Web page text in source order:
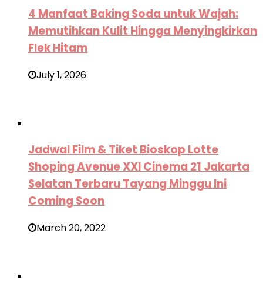
4 Manfaat Baking Soda untuk Wajah:
Memutihkan Kulit Hingga Menyingkirkan
Flek Hitam
July 1, 2026
Jadwal Film & Tiket Bioskop Lotte
Shoping Avenue XXI Cinema 21 Jakarta
Selatan Terbaru Tayang Minggu Ini
Coming Soon
March 20, 2022